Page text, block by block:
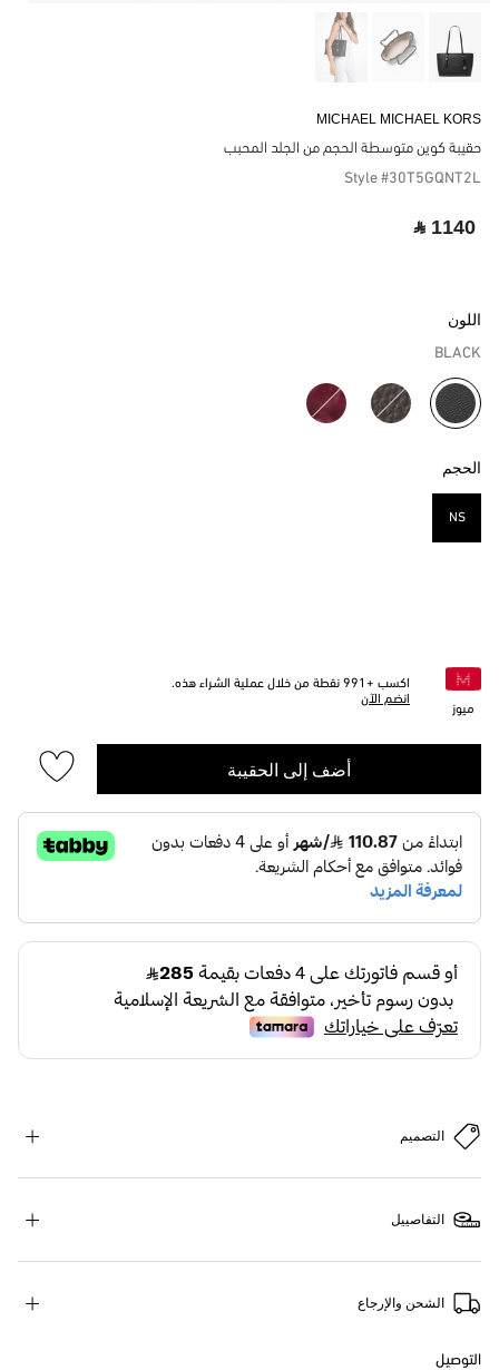
MICHAEL MICHAEL KORS
حقيبة كوين متوسطة الحجم من الجلد المحبب
Style #30T5GQNT2L
‎ ⃁ 1140 ‎
اللون
BLACK
مختار
الحجم
NS
ميوز
اكسب + 991 نقطة من خلال عملية الشراء هذه.
انضم الآن
أضف إلى الحقيبة
التصميم
التفاصييل
الشحن والإرجاع
التوصيل